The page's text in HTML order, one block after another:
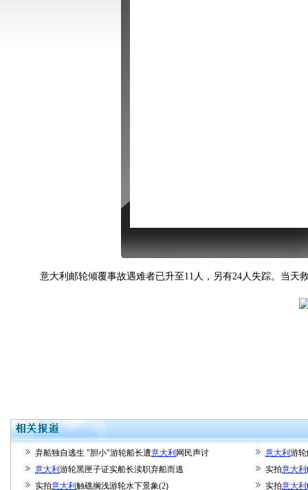
意大利邮轮倾覆事故遇难者已升至11人，另有24人失踪。当天
弃船独自逃生 "胆小"游轮船长遭意大利 网民声讨 意大利 游
意大利 游轮黑匣子证实船长渎职弃船而逃 实拍意大利
实拍意大利 触礁搁浅游轮水下景象(2) 实拍意大利